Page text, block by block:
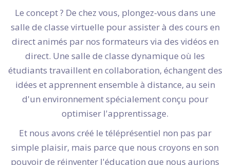
Le concept ? De chez vous, plongez-vous dans une
salle de classe virtuelle pour assister à des cours en
direct animés par nos formateurs via des vidéos en
direct. Une salle de classe dynamique où les
étudiants travaillent en collaboration, échangent des
idées et apprennent ensemble à distance, au sein
d'un environnement spécialement conçu pour
optimiser l'apprentissage.
Et nous avons créé le téléprésentiel non pas par
simple plaisir, mais parce que nous croyons en son
pouvoir de réinventer l'éducation que nous aurions